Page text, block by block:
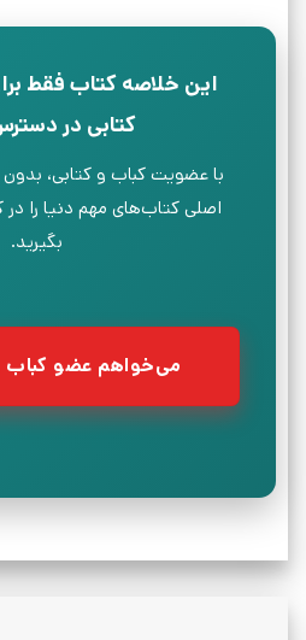
این خلاصه کتاب فقط
کتابی در
با عضویت کباب و کتابی،
بگیرید.
می‌خواهم عضو کباب